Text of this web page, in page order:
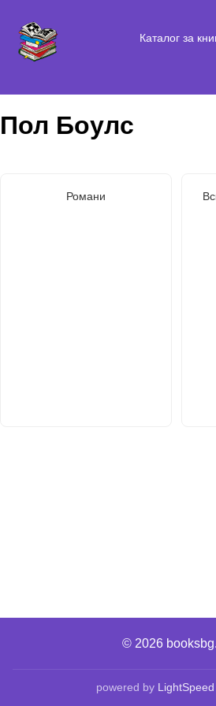
Каталог за
Пол Боулс
Романи
© 2026
powered by LightSpeed